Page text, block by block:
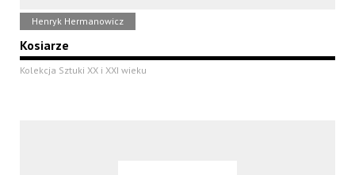
Henryk Hermanowicz
Kosiarze
Kolekcja Sztuki XX i XXI wieku